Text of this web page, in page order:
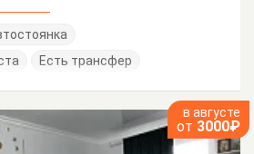
Есть трансфер
в августе
от 3000₽